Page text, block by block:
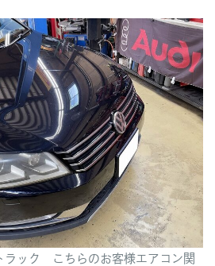
ック こちらのお客様エアコン関